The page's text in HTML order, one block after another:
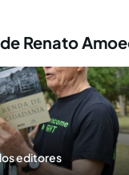
Renato
editores